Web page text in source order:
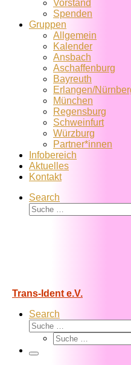
Vorstand
Spenden
Gruppen
Allgemein
Kalender
Ansbach
Aschaffenburg
Bayreuth
Erlangen/
München
Regensburg
Schweinfurt
Würzburg
Partner*innen
Infobereich
Aktuelles
Kontakt
Search
Suche
Trans-Ident e.V.
Search
Suche
Suche
Menü